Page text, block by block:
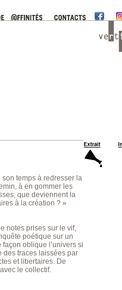
son temps à redresser la
à en gommer les
que deviennent la
à la création ? »
notes prises sur le vif,
poétique sur un
façon oblique l’univers si
des traces laissées par
et libertaires. De
le collectif.